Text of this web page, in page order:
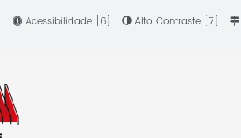
Acessibilidade [6] Alto Contraste [7]